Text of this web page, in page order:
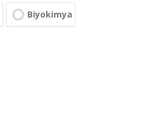
Biyokimya